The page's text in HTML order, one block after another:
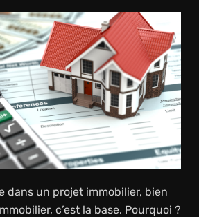
dans un projet immobilier, bien
c’est la base. Pourquoi ?